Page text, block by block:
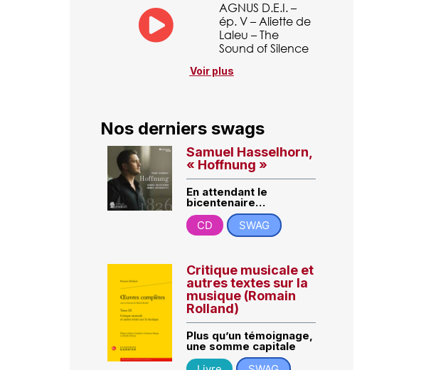
AGNUS D.E.I. –
ép. V – Aliette de
Laleu – The
Sound of Silence
Voir plus
Nos derniers swags
Samuel Hasselhorn,
« Hoffnung »
En attendant le
bicentenaire…
CD
SWAG
Critique musicale et
autres textes sur la
musique (Romain
Rolland)
Plus qu’un témoignage,
une somme capitale